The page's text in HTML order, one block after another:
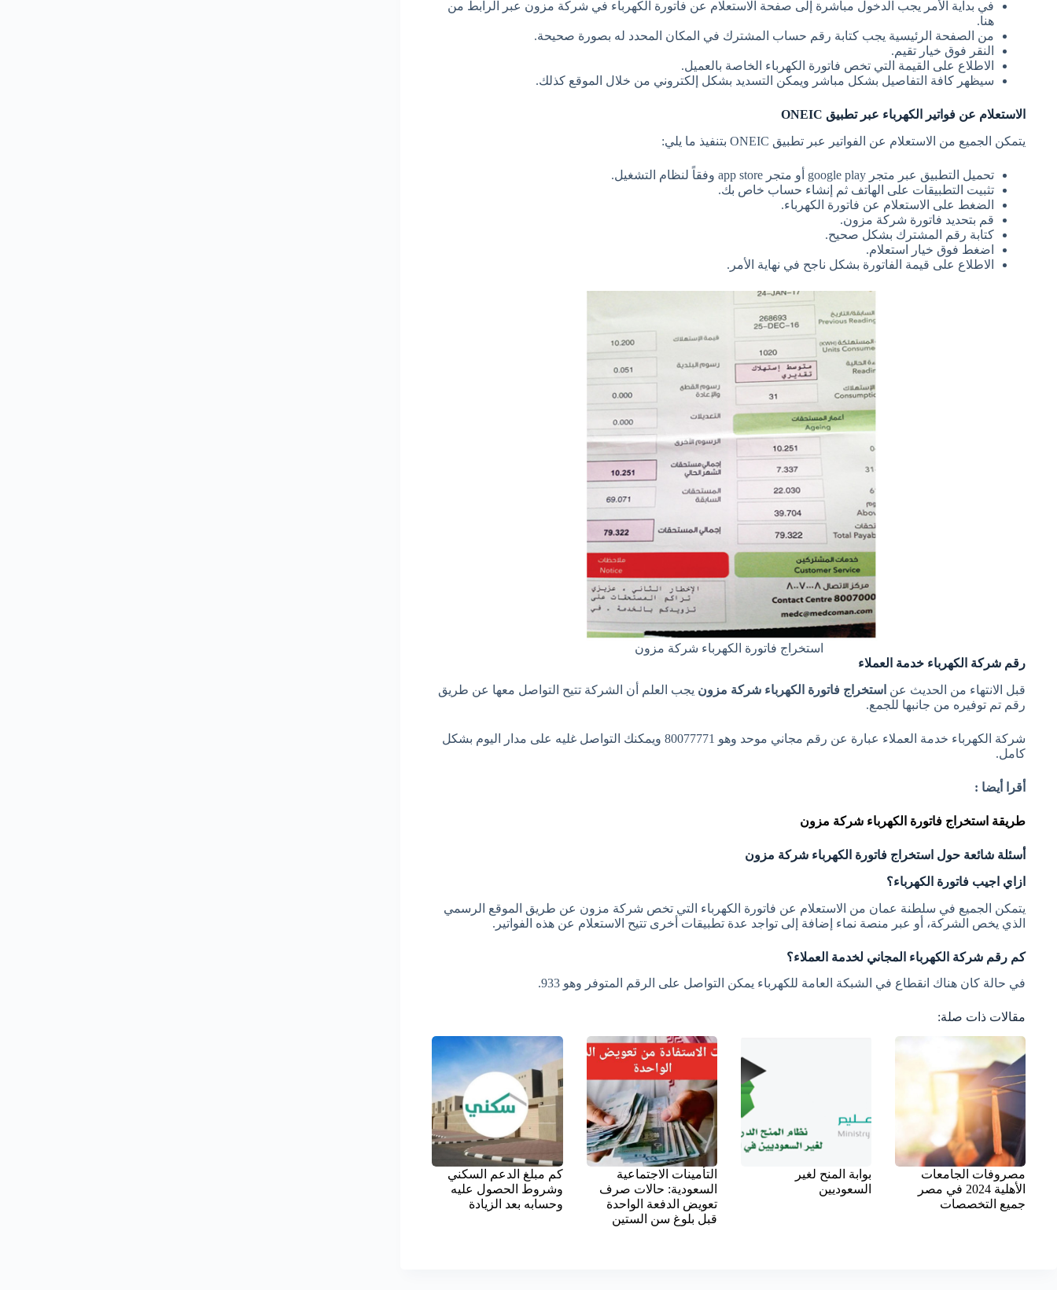
في بداية الأمر يجب الدخول مباشرة إلى صفحة الاستعلام عن فاتورة الكهرباء في شركة مزون عبر الرابط من
هنا.
من الصفحة الرئيسية يجب كتابة رقم حساب المشترك في المكان المحدد له بصورة صحيحة.
النقر فوق خيار تقيم.
الاطلاع على القيمة التي تخص فاتورة الكهرباء الخاصة بالعميل.
سيظهر كافة التفاصيل بشكل مباشر ويمكن التسديد بشكل إلكتروني من خلال الموقع كذلك.
الاستعلام عن فواتير الكهرباء عبر تطبيق ONEIC
يتمكن الجميع من الاستعلام عن الفواتير عبر تطبيق ONEIC بتنفيذ ما يلي:
تحميل التطبيق عبر متجر google play أو متجر app store وفقاً لنظام التشغيل.
تثبيت التطبيقات على الهاتف ثم إنشاء حساب خاص بك.
الضغط على الاستعلام عن فاتورة الكهرباء.
قم بتحديد فاتورة شركة مزون.
كتابة رقم المشترك بشكل صحيح.
اضغط فوق خيار استعلام.
الاطلاع على قيمة الفاتورة بشكل ناجح في نهاية الأمر.
استخراج فاتورة الكهرباء شركة مزون
رقم شركة الكهرباء خدمة العملاء
قبل الانتهاء من الحديث عن استخراج فاتورة الكهرباء شركة مزون يجب العلم أن الشركة تتيح التواصل معها عن طريق
رقم تم توفيره من جانبها للجمع.
شركة الكهرباء خدمة العملاء عبارة عن رقم مجاني موحد وهو 80077771 ويمكنك التواصل غليه على مدار اليوم بشكل
كامل.
أقرا أيضا :
طريقة استخراج فاتورة الكهرباء شركة مزون
أسئلة شائعة حول استخراج فاتورة الكهرباء شركة مزون
ازاي اجيب فاتورة الكهرباء؟
يتمكن الجميع في سلطنة عمان من الاستعلام عن فاتورة الكهرباء التي تخص شركة مزون عن طريق الموقع الرسمي
الذي يخص الشركة، أو عبر منصة نماء إضافة إلى تواجد عدة تطبيقات أخرى تتيح الاستعلام عن هذه الفواتير.
كم رقم شركة الكهرباء المجاني لخدمة العملاء؟
في حالة كان هناك انقطاع في الشبكة العامة للكهرباء يمكن التواصل على الرقم المتوفر وهو 933.
مقالات ذات صلة:
مصروفات الجامعات
الأهلية 2024 في مصر
جميع التخصصات
بوابة المنح لغير
السعوديين
التأمينات الاجتماعية
السعودية: حالات صرف
تعويض الدفعة الواحدة
قبل بلوغ سن الستين
كم مبلغ الدعم السكني
وشروط الحصول عليه
وحسابه بعد الزيادة